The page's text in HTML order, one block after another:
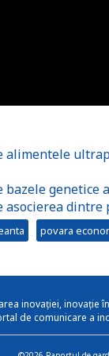
alimentele
bazele
povara
inovației, inovație
de comunicare a